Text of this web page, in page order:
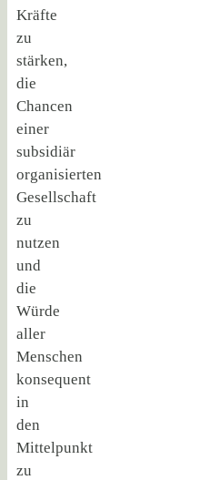
Kräfte
zu
stärken,
die
Chancen
einer
subsidiär
organisierten
Gesellschaft
zu
nutzen
und
die
Würde
aller
Menschen
konsequent
in
den
Mittelpunkt
zu